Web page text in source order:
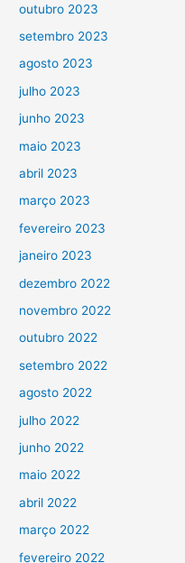
outubro 2023
setembro 2023
agosto 2023
julho 2023
junho 2023
maio 2023
abril 2023
março 2023
fevereiro 2023
janeiro 2023
dezembro 2022
novembro 2022
outubro 2022
setembro 2022
agosto 2022
julho 2022
junho 2022
maio 2022
abril 2022
março 2022
fevereiro 2022